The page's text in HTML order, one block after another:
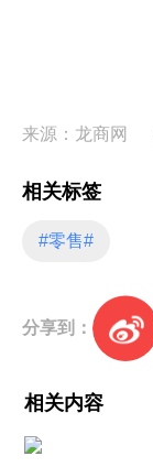
来源：龙商网
相关标签
#零售#
分享到：
相关内容